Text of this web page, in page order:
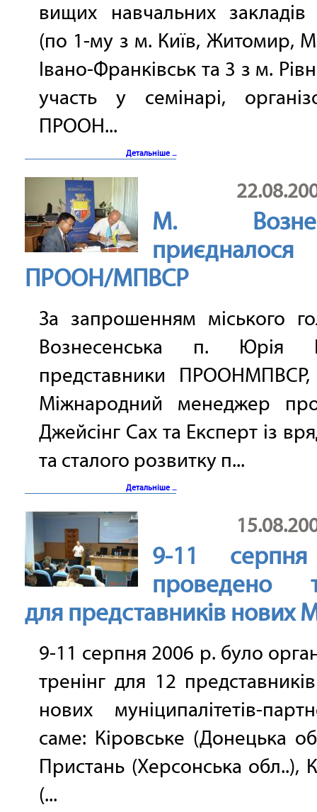
вищих навчальних закладів
(по 1-му з м. Київ, Житомир,
Івано-Франківськ та 3 з м.
участь у семінарі,
ПРООН...
Детальніше ...
М.
ПРООН/МПВСР
За запрошенням міського
Вознесенська п. Юрія
представники
Міжнародний менеджер
Джейсінг Сах та Експерт із
та сталого розвитку п...
Детальніше ...
9-11
проведено
для представників нових
9-11 серпня 2006 р. було
тренінг для 12
нових муніципалітетів-
саме: Кіровське (Донецька
Пристань (Херсонська обл..),
(...